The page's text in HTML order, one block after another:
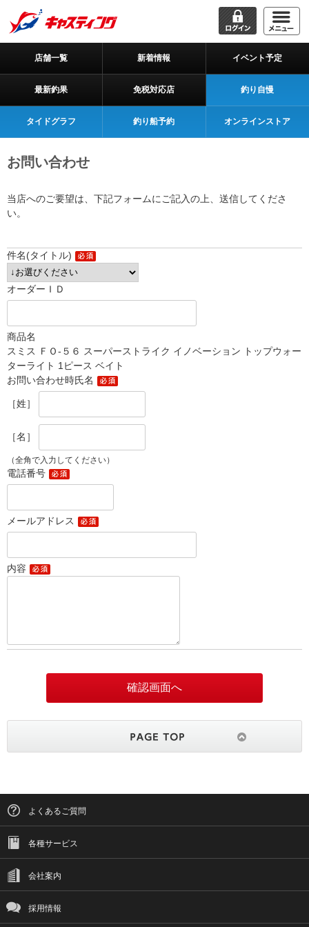
店舗一覧 新着情報 イベント予定
最新釣果 免税対応店 釣り自慢
タイドグラフ 釣り船予約 オンラインストア
お問い合わせ
当店へのご要望は、下記フォームにご記入の上、送信してくださ
い。
件名(タイトル)
オーダーＩＤ
商品名
スミス ＦＯ-５６ スーパーストライク イノベーション トップウォー
ターライト 1ピース ベイト
お問い合わせ時氏名
［姓］
［名］
（全角で入力してください）
電話番号
メールアドレス
内容
よくあるご質問
各種サービス
会社案内
採用情報